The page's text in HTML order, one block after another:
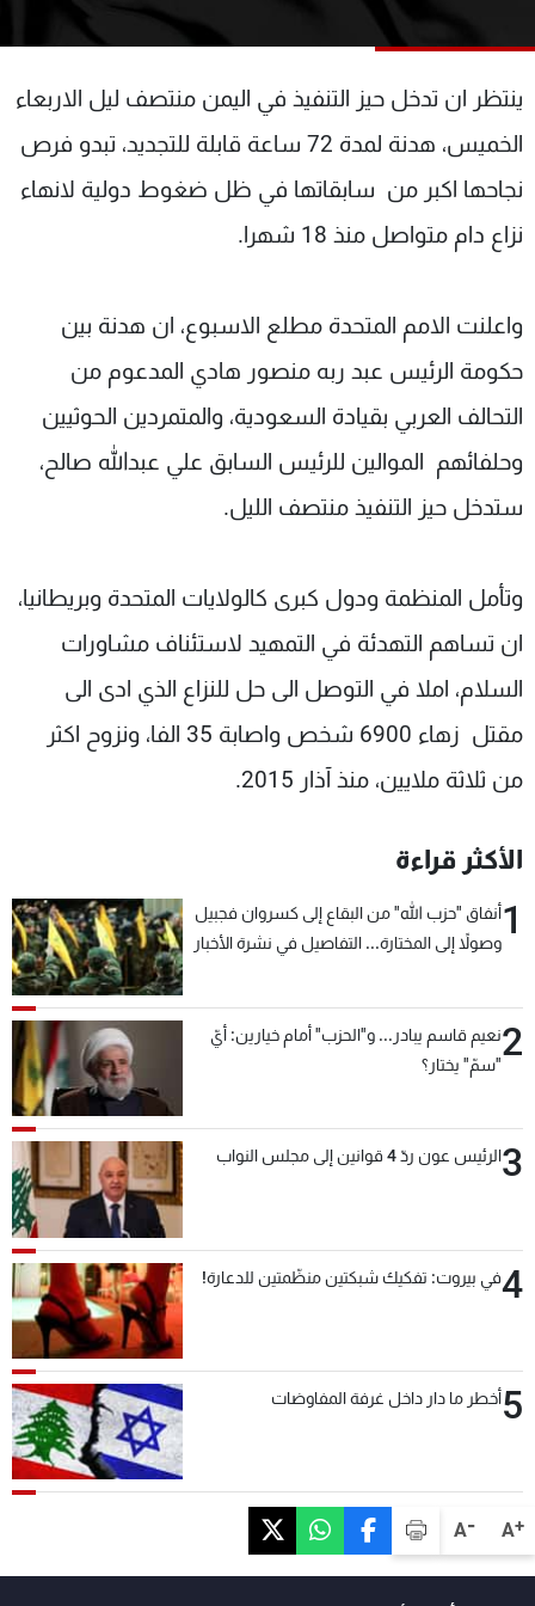
A+
A-
ينتظر ان تدخل حيز التنفيذ في اليمن منتصف ليل الاربعاء
الخميس، هدنة لمدة 72 ساعة قابلة للتجديد، تبدو فرص
نجاحها اكبر من سابقاتها في ظل ضغوط دولية لانهاء
نزاع دام متواصل منذ 18 شهرا.
واعلنت الامم المتحدة مطلع الاسبوع، ان هدنة بين
حكومة الرئيس عبد ربه منصور هادي المدعوم من
التحالف العربي بقيادة السعودية، والمتمردين الحوثيين
وحلفائهم الموالين للرئيس السابق علي عبدالله صالح،
ستدخل حيز التنفيذ منتصف الليل.
وتأمل المنظمة ودول كبرى كالولايات المتحدة وبريطانيا،
ان تساهم التهدئة في التمهيد لاستئناف مشاورات
السلام، املا في التوصل الى حل للنزاع الذي ادى الى
مقتل زهاء 6900 شخص واصابة 35 الفا، ونزوح اكثر
من ثلاثة ملايين، منذ آذار 2015.
الأكثر قراءة
1أنفاق "حزب الله" من البقاع إلى كسروان فجبيل
وصولاً إلى المختارة... التفاصيل في نشرة الأخبار
2نعيم قاسم يبادر... و"الحزب" أمام خيارين: أيّ
"سمّ" يختار؟
3الرئيس عون ردّ 4 قوانين إلى مجلس النواب
4في بيروت: تفكيك شبكتين منظّمتين للدعارة!
5أخطر ما دار داخل غرفة المفاوضات
الترددات
عن MTV
الإنـتـاج
لاعلاناتكم
وظائف
تواصل معنا
شروط الإسـتخدام
سياسة الخصوصية